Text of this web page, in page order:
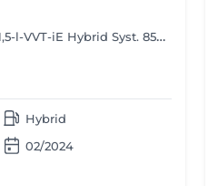
(116 PS) Stufenloses Automatikgetriebe
Hybrid
02/2024